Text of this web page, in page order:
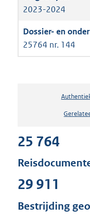
2023-2024
25764 nr. 144
25 764
29 911
Bestrijding